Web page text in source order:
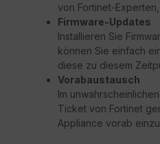
von Fortinet-
Firmware-Updates
Installieren Sie
können Sie einfach
diese zu diesem
Vorabaustausch
Im
Ticket von Fortinet
Appliance vorab